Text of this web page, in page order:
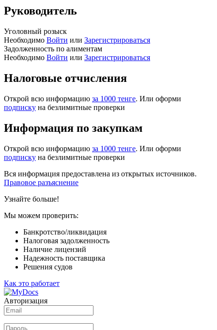
Руководитель
Уголовный розыск
Необходимо Войти или Зарегистрироваться
Задолженность по алиментам
Необходимо Войти или Зарегистрироваться
Налоговые отчисления
Открой всю информацию за 1000 тенге. Или оформи
подписку на безлимитные проверки
Информация по закупкам
Открой всю информацию за 1000 тенге. Или оформи
подписку на безлимитные проверки
Вся информация предоставлена из открытых источников.
Правовое разъяснение
Узнайте больше!
Мы можем проверить:
Банкротство/ликвидация
Налоговая задолженность
Наличие лицензий
Надежность поставщика
Решения судов
Как это работает
Авторизация